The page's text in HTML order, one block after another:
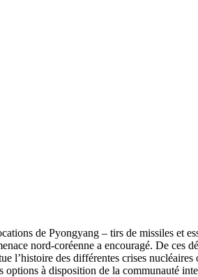
de Pyongyang – tirs de missiles et
nord-coréenne a encouragé. De ces
l’histoire des différentes crises
à disposition de la communauté